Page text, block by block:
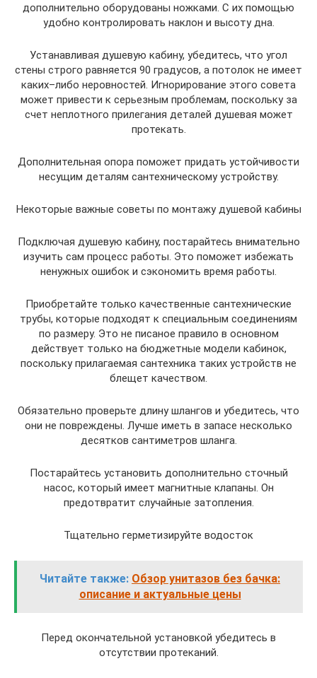
дополнительно оборудованы ножками. С их помощью
удобно контролировать наклон и высоту дна.
Устанавливая душевую кабину, убедитесь, что угол
стены строго равняется 90 градусов, а потолок не имеет
каких–либо неровностей. Игнорирование этого совета
может привести к серьезным проблемам, поскольку за
счет неплотного прилегания деталей душевая может
протекать.
Дополнительная опора поможет придать устойчивости
несущим деталям сантехническому устройству.
Некоторые важные советы по монтажу душевой кабины
Подключая душевую кабину, постарайтесь внимательно
изучить сам процесс работы. Это поможет избежать
ненужных ошибок и сэкономить время работы.
Приобретайте только качественные сантехнические
трубы, которые подходят к специальным соединениям
по размеру. Это не писаное правило в основном
действует только на бюджетные модели кабинок,
поскольку прилагаемая сантехника таких устройств не
блещет качеством.
Обязательно проверьте длину шлангов и убедитесь, что
они не повреждены. Лучше иметь в запасе несколько
десятков сантиметров шланга.
Постарайтесь установить дополнительно сточный
насос, который имеет магнитные клапаны. Он
предотвратит случайные затопления.
Тщательно герметизируйте водосток
Читайте также: Обзор унитазов без бачка:
описание и актуальные цены
Перед окончательной установкой убедитесь в
отсутствии протеканий.